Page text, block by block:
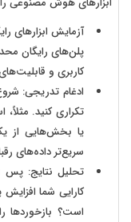
آزمایش ابزارهای
پلن‌های رایگان
کاربری و
تکراری کنید.
یا بخش‌هایی از یک
سریع‌تر داده‌های
تحلیل نتایج: پس
کارایی شما
است؟ بازخوردها